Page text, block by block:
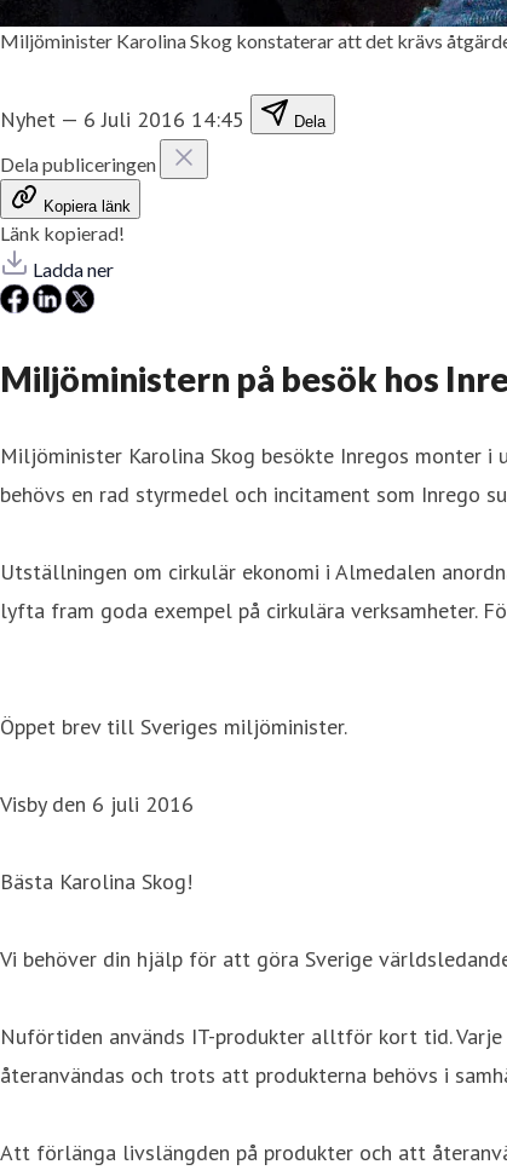
Miljöminister Karolina Skog konstaterar att det krävs
Nyhet — 6 Juli 2016 14:45 Dela
Dela publiceringen
Kopiera länk
Länk kopierad!
Ladda ner
Miljöministern på besök hos
Miljöminister Karolina Skog besökte Inregos monter
behövs en rad styrmedel och incitament som Inrego
Utställningen om cirkulär ekonomi i Almedalen
lyfta fram goda exempel på cirkulära verksamheter.
Öppet brev till Sveriges miljöminister.
Visby den 6 juli 2016
Bästa Karolina Skog!
Vi behöver din hjälp för att göra Sverige
Nuförtiden används IT-produkter alltför kort tid.
återanvändas och trots att produkterna behövs i
Att förlänga livslängden på produkter och att